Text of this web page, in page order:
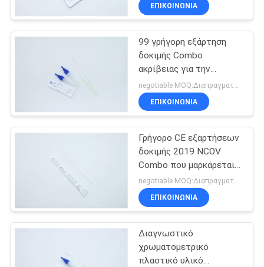
ΈΛΕΓΧΟΣ
ΕΠΑΦΉ
ΜΕ
ΖΗΤΉΣΤΕ
ΑΠΌΣΠΑΣΜΑ
Εξάρτηση δοκιμής
DOA
Σύστημα
Immunofluorecense
1
ΕΠΙΚΟΙΝΩΝΙΑ
99 γρήγορη εξάρτηση
δοκιμής Combo
ακρίβειας για την
ποιοτική ανίχνευση
ΕΠΙΚΟΙΝΩΝΙΑ
Γρήγορο CE εξαρτήσεων
δοκιμής 2019 NCOV
Combo που μαρκάρεται
για την επαγγελματική
χρήση
negotiable MOQ:Διαπραγματεύσιμος
ΕΠΙΚΟΙΝΩΝΙΑ
Διαγνωστικό
χρωματομετρικό
πλαστικό υλικό